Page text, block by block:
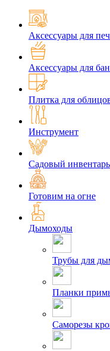
Аксессуары для
Аксессуары для
Плитка для
Инструмент
Садовый инвентарь
Готовим на огне
Дымоходы
Трубы для
Планки
Саморезы